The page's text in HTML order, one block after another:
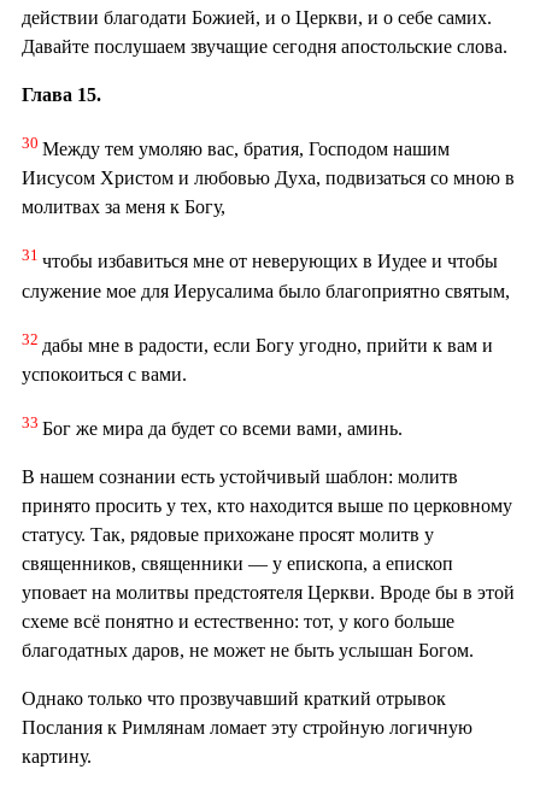
действии благодати Божией, и о Церкви, и о себе самих.
Давайте послушаем звучащие сегодня апостольские слова.
Глава 15.
30 Между тем умоляю вас, братия, Господом нашим
Иисусом Христом и любовью Духа, подвизаться со мною в
молитвах за меня к Богу,
31 чтобы избавиться мне от неверующих в Иудее и чтобы
служение мое для Иерусалима было благоприятно святым,
32 дабы мне в радости, если Богу угодно, прийти к вам и
успокоиться с вами.
33 Бог же мира да будет со всеми вами, аминь.
В нашем сознании есть устойчивый шаблон: молитв
принято просить у тех, кто находится выше по церковному
статусу. Так, рядовые прихожане просят молитв у
священников, священники — у епископа, а епископ
уповает на молитвы предстоятеля Церкви. Вроде бы в этой
схеме всё понятно и естественно: тот, у кого больше
благодатных даров, не может не быть услышан Богом.
Однако только что прозвучавший краткий отрывок
Послания к Римлянам ломает эту стройную логичную
картину.